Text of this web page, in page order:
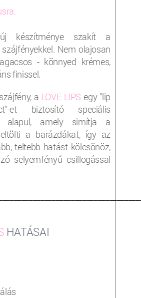
készítménye szakít a
Nem olajosan
- könnyed krémes,
finissel.
a LOVE LIPS egy "lip
et biztosító speciális
alapul, amely simítja a
a barázdákat, így az
teltebb hatást kölcsönöz,
selyemfényű csillogással
HATÁSAI